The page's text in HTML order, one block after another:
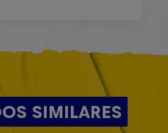
SIMILARES